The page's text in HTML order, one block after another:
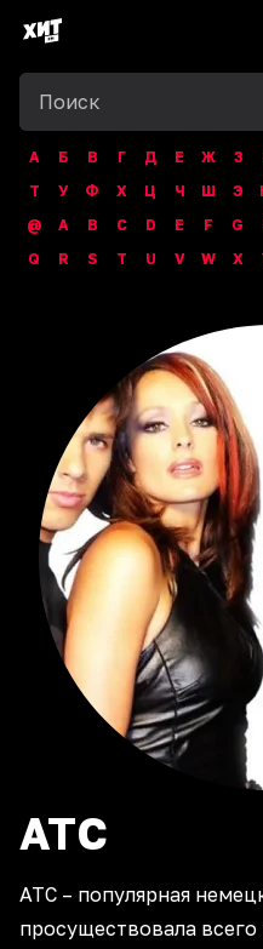
А Б В Г Д Е Ж З
Т
У Ф Х Ц Ч Ш Э
@
A B C D E F G
Q
R S T U V W X
ATC
ATC – популярная
просуществовала всего